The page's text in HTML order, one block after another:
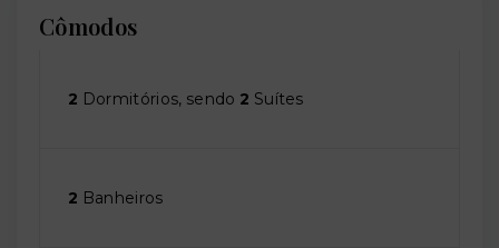
Cômodos
2 Dormitórios, sendo 2 Suítes
2 Banheiros